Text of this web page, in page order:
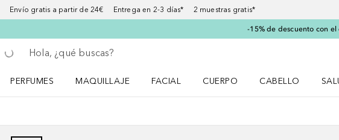
Envío gratis a partir de 24€ Entrega en 2-3 días* 2 muestras gratis*
-15% de descuento con
Regresar
Ejecutar búsqueda
PERFUMES
MAQUILLAJE
FACIAL
CUERPO
CABELLO